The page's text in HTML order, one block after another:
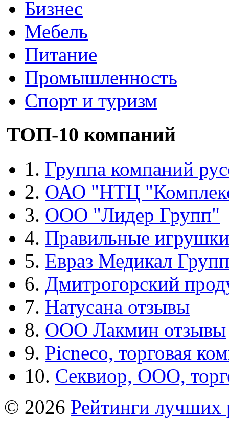
Бизнес
Мебель
Питание
Промышленность
Спорт и туризм
ТОП-10 компаний
1. Группа компаний
2. ОАО "НТЦ
3. ООО "Лидер Групп"
4. Правильные игрушки
5. Евраз Медикал Групп
6. Дмитрогорский
7. Натусана отзывы
8. ООО Лакмин отзывы
9. Picneco, торговая
10. Секвиор, ООО,
© 2026 Рейтинги лучших